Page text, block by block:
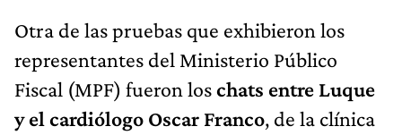
Otra de las pruebas que exhibieron los
representantes del Ministerio Público
Fiscal (MPF) fueron loschats entre Luque
y el cardiólogo Oscar Franco, de la clínica